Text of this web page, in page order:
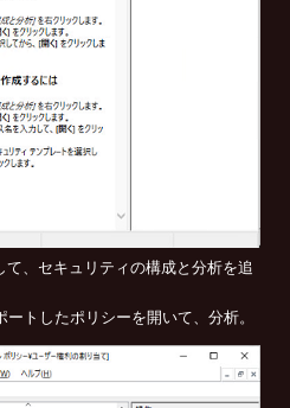
、セキュリティの構成と分析を追
トしたポリシーを開いて、分析。